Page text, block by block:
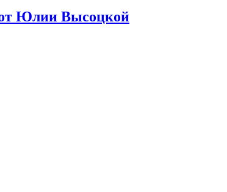
от Юлии Высоцкой